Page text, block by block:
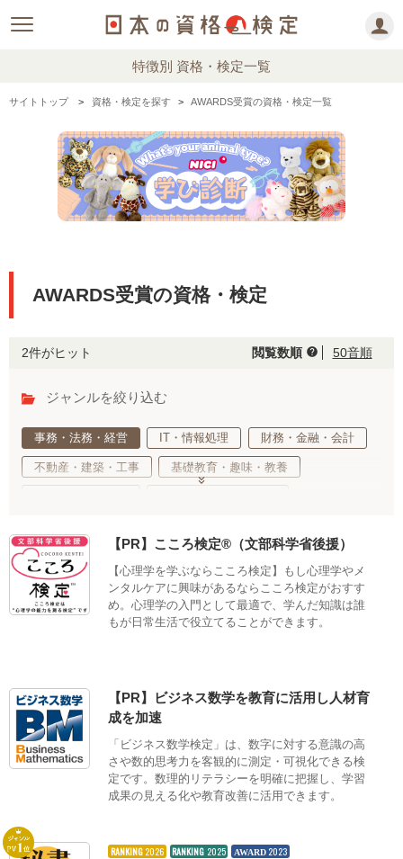
特徴別 資格・検定一覧
サイトトップ 資格・検定を探す AWARDS受賞の資格・検定一覧
AWARDS受賞の資格・検定
2件がヒット 閲覧数順 help 50音順
ジャンルを絞り込む
事務・法務・経営 IT・情報処理 財務・金融・会計
不動産・建築・工事 基礎教育・趣味・教養
美容・ファッション デザイン・クリエイティブ
語学・国際ビジネス サステナブル・自然・環境・生物
生活・サービス・冠婚葬祭 車両・航空・船舶・無線
【PR】こころ検定®（文部科学省後援）
【心理学を学ぶならこころ検定】もし心理学やメ
ンタルケアに興味があるならこころ検定がおすす
め。心理学の入門として最適で、学んだ知識は誰
もが日常生活で役立てることができます。
【PR】ビジネス数学を教育に活用し人材育
成を加速
「ビジネス数学検定」は、数字に対する意識の高
さや数的思考力を客観的に測定・可視化できる検
定です。数理的リテラシーを明確に把握し、学習
成果の見える化や教育改善に活用できます。
RANKING2026 RANKING 2025 AWARD 2023